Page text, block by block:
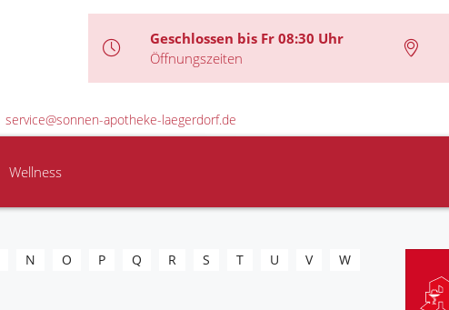
Geschlossen bis Fr 08:30 Uhr
Öffnungszeiten
service@sonnen-apotheke-laegerdorf.de
Wellness
N O P Q R S T U V
W